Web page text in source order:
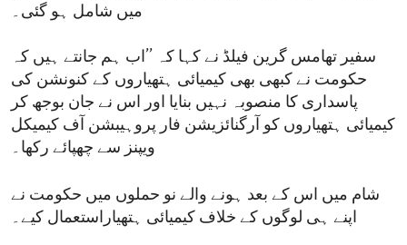
میں شامل ہو گئی۔
سفیر تھامس گرین فیلڈ نے کہا کہ ’’اب ہم جانتے ہیں کہ
حکومت نے کبھی بھی کیمیائی ہتھیاروں کے کنونشن کی
پاسداری کا منصوبہ نہیں بنایا اور اس نے جان بوجھ کر
کیمیائی ہتھیاروں کو آرگنائزیشن فار پروہیبشن آف کیمیکل
ویپنز سے چھپائے رکھا۔
شام میں اس کے بعد ہونے والے نو حملوں میں حکومت نے
اپنے ہی لوگوں کے خلاف کیمیائی ہتھیاراستعمال کیے۔